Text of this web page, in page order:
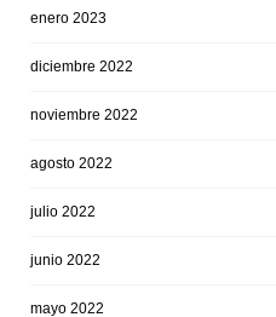
enero 2023
diciembre 2022
noviembre 2022
agosto 2022
julio 2022
junio 2022
mayo 2022